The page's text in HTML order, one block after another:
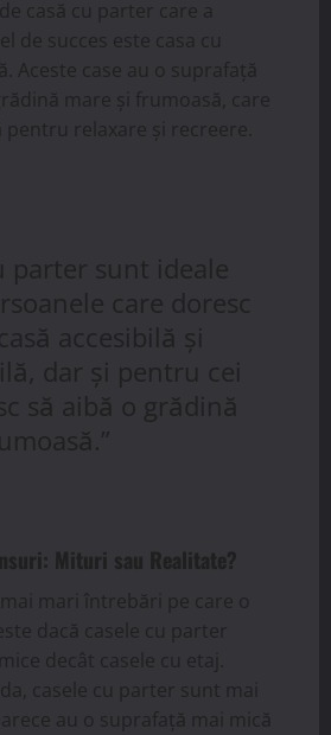
casă cu parter care a
de succes este casa cu
Aceste case au o suprafață
mare și frumoasă, care
relaxare și recreere.
parter sunt ideale
care doresc
accesibilă și
dar și pentru cei
să aibă o grădină
Mituri sau Realitate?
mari întrebări pe care o
dacă casele cu parter
decât casele cu etaj.
casele cu parter sunt mai
au o suprafață mai mică